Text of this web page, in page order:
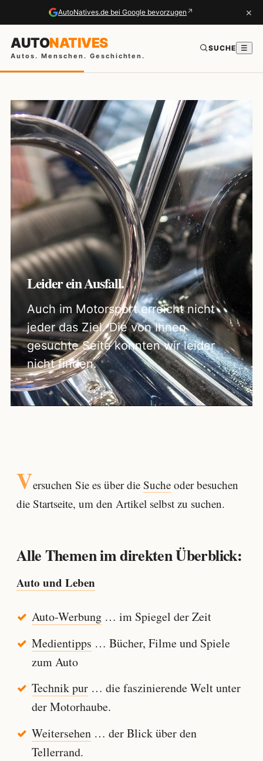
AutoNatives.de bei Google bevorzugen ↗ ×
AUTONATIVES
Autos. Menschen. Geschichten.
SUCHE ☰
Leider ein Ausfall.
Auch im Motorsport erreicht nicht
jeder das Ziel. Die von Ihnen
gesuchte Seite konnten wir leider
nicht finden.
Versuchen Sie es über die Sucheoder besuchen
die Startseite, um den Artikel selbst zu suchen.
Alle Themen im direkten Überblick:
Auto und Leben
Auto-Werbung… im Spiegel der Zeit
Medientipps … Bücher, Filme und Spiele
zum Auto
Technik pur… die faszinierende Welt unter
der Motorhaube.
Weitersehen… der Blick über den
Tellerrand.